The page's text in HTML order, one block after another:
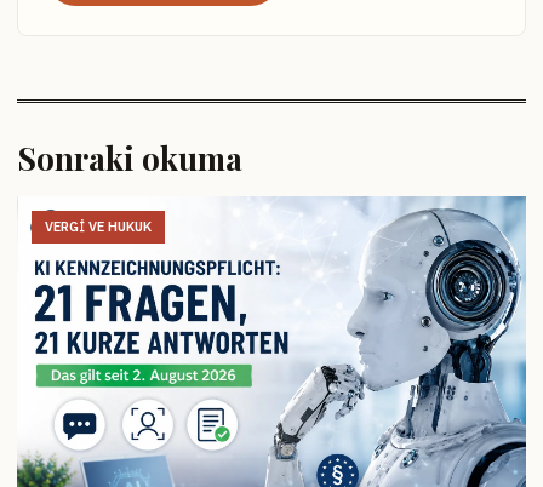
Sonraki okuma
VERGI VE HUKUK